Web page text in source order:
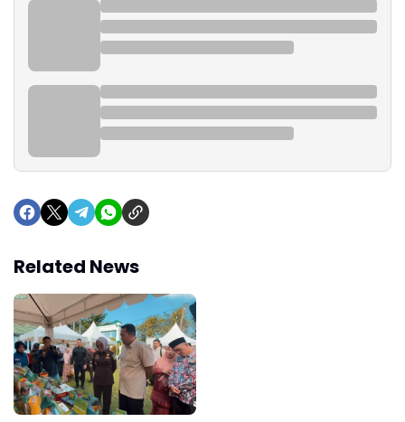
Related News